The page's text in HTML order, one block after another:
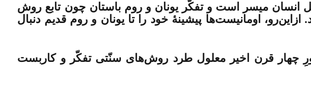
انسان میسر است و تفکّر یونان و روم باستان چون تابع روش
اومانیست‌‏ها پیشینۀ خود را تا یونان و روم قدیم دنبال
چهار قرن اخیر معلول طرد روش‏‌های سنّتی تفکّر و کاربست